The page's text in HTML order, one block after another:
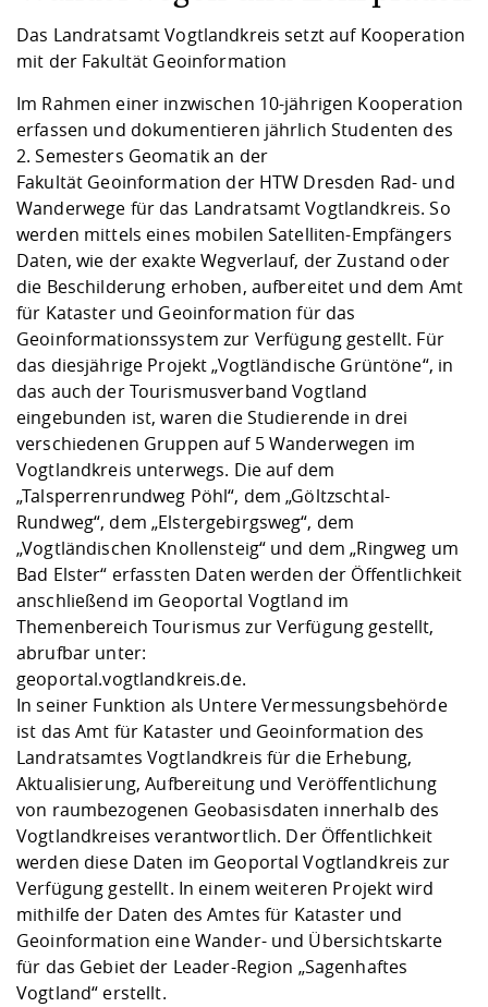
Vorbereitung
Checkliste zum
Studien- und
und Physik
Digitales Lernen
Fremdsprachen
Jobs, Praktika,
Studieren in
Studentenwerk
Angebote der
Arbeit
Weiterbilden im
Formulare und
Internationale
FIS -
Prototyping und
Gründung und
Kooperationen
Kontakt &
Förderverein
Gremien und
Landbau/
Qualitätssicherung
Das Landratsamt Vogtlandkreis setzt auf Kooperation
mit der Fakultät Geoinformation
Im Rahmen einer inzwischen 10-jährigen Kooperation
erfassen und dokumentieren jährlich Studenten des
2. Semesters Geomatik an der
Fakultät Geoinformation der HTW Dresden Rad- und
Wanderwege für das Landratsamt Vogtlandkreis. So
werden mittels eines mobilen Satelliten-Empfängers
Daten, wie der exakte Wegverlauf, der Zustand oder
die Beschilderung erhoben, aufbereitet und dem Amt
für Kataster und Geoinformation für das
Geoinformationssystem zur Verfügung gestellt. Für
das diesjährige Projekt „Vogtländische Grüntöne“, in
das auch der Tourismusverband Vogtland
eingebunden ist, waren die Studierende in drei
verschiedenen Gruppen auf 5 Wanderwegen im
Vogtlandkreis unterwegs. Die auf dem
„Talsperrenrundweg Pöhl“, dem „Göltzschtal-
Rundweg“, dem „Elstergebirgsweg“, dem
„Vogtländischen Knollensteig“ und dem „Ringweg um
Bad Elster“ erfassten Daten werden der Öffentlichkeit
anschließend im Geoportal Vogtland im
Themenbereich Tourismus zur Verfügung gestellt,
abrufbar unter:
geoportal.vogtlandkreis.de.
In seiner Funktion als Untere Vermessungsbehörde
ist das Amt für Kataster und Geoinformation des
Landratsamtes Vogtlandkreis für die Erhebung,
Aktualisierung, Aufbereitung und Veröffentlichung
von raumbezogenen Geobasisdaten innerhalb des
Vogtlandkreises verantwortlich. Der Öffentlichkeit
werden diese Daten im Geoportal Vogtlandkreis zur
Verfügung gestellt. In einem weiteren Projekt wird
mithilfe der Daten des Amtes für Kataster und
Geoinformation eine Wander- und Übersichtskarte
für das Gebiet der Leader-Region „Sagenhaftes
Vogtland“ erstellt.